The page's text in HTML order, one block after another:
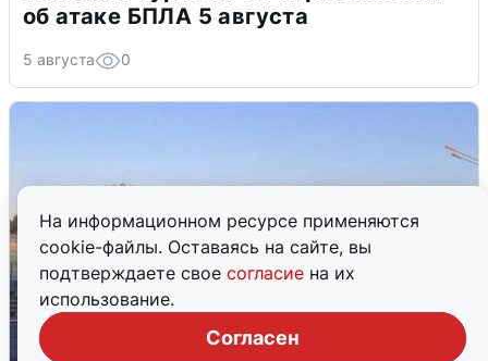
На информационном ресурсе применяются
cookie-файлы. Оставаясь на сайте, вы
подтверждаете свое согласие на их
использование.
Согласен
об атаке БПЛА 5 августа
5 августа 0